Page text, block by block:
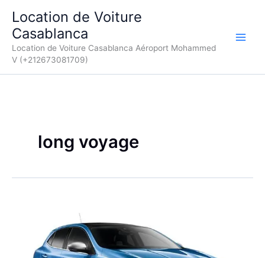
contenu
Location de Voiture
Casablanca
Location de Voiture Casablanca Aéroport Mohammed
V (+212673081709)
long voyage